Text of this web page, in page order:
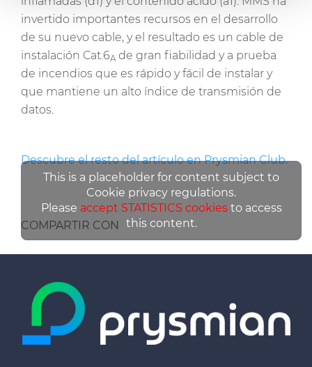
Las cookies de este sitio web se usan para personalizar
el contenido y los anuncios, ofrecer funciones de redes
sociales y analizar el tráfico. Además, compartimos
información sobre el uso que haga del sitio web con
nuestros partners de redes sociales, publicidad y análisis
web, quienes pueden combinarla con otra información
que les haya proporcionado o que hayan recopilado a
invertido importantes recursos en el desarrollo
de su nuevo cable, y el resultado es un cable de
instalación Cat.6A de gran fiabilidad y a prueba
de incendios que es rápido y fácil de instalar y
que mantiene un alto índice de transmisión de
datos.
Descubre el resto del artículo en Prysmian Club.
COMPARTIR CON
This is a placeholder for content subject to
Cookie privacy regulations.
Please accept STATISTICS cookiesto access
this content.